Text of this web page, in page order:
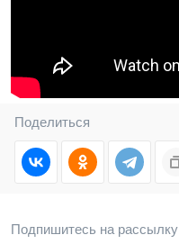
Поделиться
Подпишитесь на рассылку